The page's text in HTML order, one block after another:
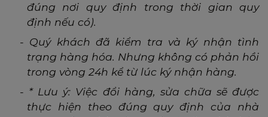
đúng nơi quy định trong thời gian quy
định nếu có).
- Quý khách đã kiểm tra và ký nhận tình
trạng hàng hóa. Nhưng không có phản hồi
trong vòng 24h kể từ lúc ký nhận hàng.
- * Lưu ý: Việc đổi hàng, sửa chữa sẽ được
thực hiện theo đúng quy định của nhà